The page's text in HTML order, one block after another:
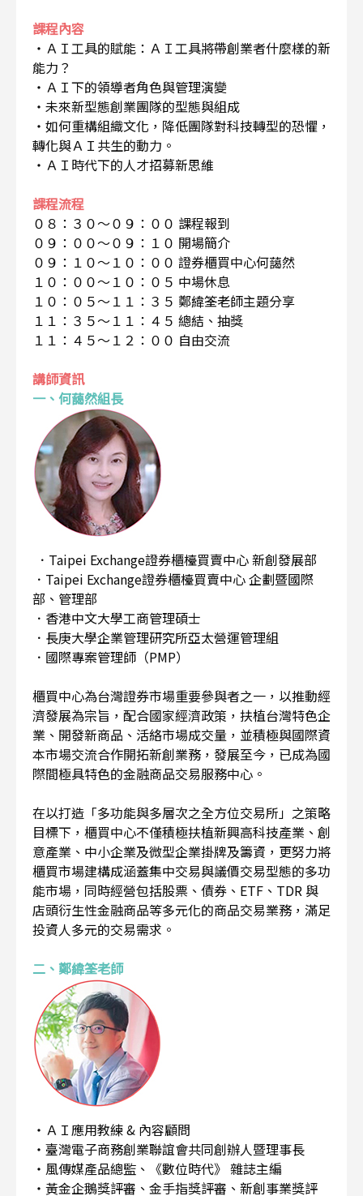
課程內容
・ＡＩ工具的賦能：ＡＩ工具將帶創業者什麼樣的新
能力？
・ＡＩ下的領導者角色與管理演變
・未來新型態創業團隊的型態與組成
・如何重構組織文化，降低團隊對科技轉型的恐懼，
轉化與ＡＩ共生的動力。
・ＡＩ時代下的人才招募新思維
課程流程
０８：３０～０９：００ 課程報到
０９：００～０９：１０ 開場簡介
０９：１０～１０：００ 證券櫃買中心何藹然
１０：００～１０：０５ 中場休息
１０：０５～１１：３５ 鄭緯筌老師主題分享
１１：３５～１１：４５ 總結、抽獎
１１：４５～１２：００ 自由交流
講師資訊
一、何藹然組長
．Taipei Exchange證券櫃檯買賣中心 新創發展部
．Taipei Exchange證券櫃檯買賣中心 企劃暨國際
部、管理部
．香港中文大學工商管理碩士
．長庚大學企業管理研究所亞太營運管理組
．國際專案管理師（PMP）
櫃買中心為台灣證券市場重要參與者之一，以推動經
濟發展為宗旨，配合國家經濟政策，扶植台灣特色企
業、開發新商品、活絡市場成交量，並積極與國際資
本市場交流合作開拓新創業務，發展至今，已成為國
際間極具特色的金融商品交易服務中心。
在以打造「多功能與多層次之全方位交易所」之策略
目標下，櫃買中心不僅積極扶植新興高科技產業、創
意產業、中小企業及微型企業掛牌及籌資，更努力將
櫃買市場建構成涵蓋集中交易與議價交易型態的多功
能市場，同時經營包括股票、債券、ETF、TDR 與
店頭衍生性金融商品等多元化的商品交易業務，滿足
投資人多元的交易需求。
二、鄭緯筌老師
・ＡＩ應用教練 & 內容顧問
・臺灣電子商務創業聯誼會共同創辦人暨理事長
・風傳媒產品總監、《數位時代》 雜誌主編
・黃金企鵝獎評審、金手指獎評審、新創事業獎評